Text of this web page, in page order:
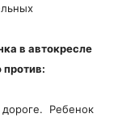
в автокресле
Ребенок